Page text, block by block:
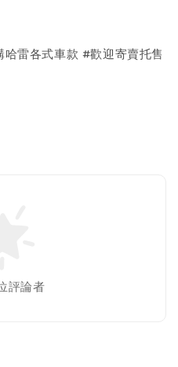
雷各式車款 #歡迎寄賣托售
評論者